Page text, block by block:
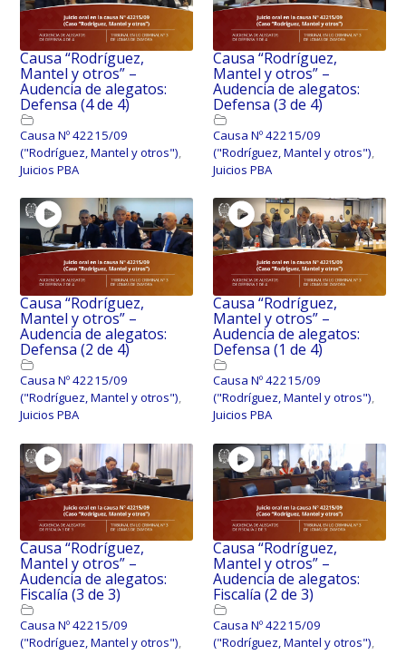
Causa “Rodríguez,
Mantel y otros” –
Audencia de alegatos:
Defensa (4 de 4)
Causa Nº 42215/09
("Rodríguez, Mantel y otros"),
Juicios PBA
Causa “Rodríguez,
Mantel y otros” –
Audencia de alegatos:
Defensa (3 de 4)
Causa Nº 42215/09
("Rodríguez, Mantel y otros"),
Juicios PBA
Causa “Rodríguez,
Mantel y otros” –
Audencia de alegatos:
Defensa (2 de 4)
Causa Nº 42215/09
("Rodríguez, Mantel y otros"),
Juicios PBA
Causa “Rodríguez,
Mantel y otros” –
Audencia de alegatos:
Defensa (1 de 4)
Causa Nº 42215/09
("Rodríguez, Mantel y otros"),
Juicios PBA
Causa “Rodríguez,
Mantel y otros” –
Audencia de alegatos:
Fiscalía (3 de 3)
Causa Nº 42215/09
("Rodríguez, Mantel y otros"),
Causa “Rodríguez,
Mantel y otros” –
Audencia de alegatos:
Fiscalía (2 de 3)
Causa Nº 42215/09
("Rodríguez, Mantel y otros"),